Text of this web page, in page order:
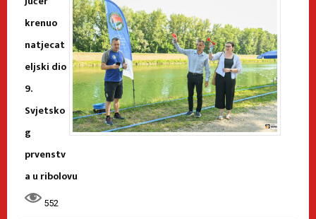
krenuo
natjecat
eljski dio
9.
Svjetsko
g
prvenstv
a u ribolovu
552